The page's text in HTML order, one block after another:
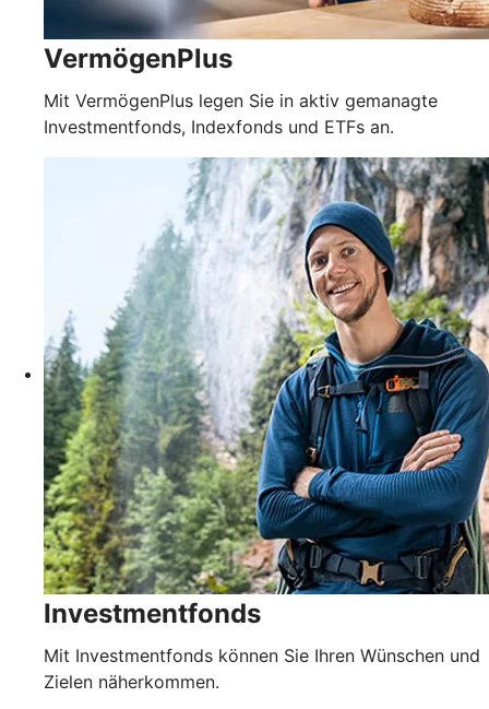
VermögenPlus
Mit VermögenPlus legen Sie in aktiv gemanagte
Investmentfonds, Indexfonds und ETFs an.
Investmentfonds
Mit Investmentfonds können Sie Ihren Wünschen und
Zielen näherkommen.